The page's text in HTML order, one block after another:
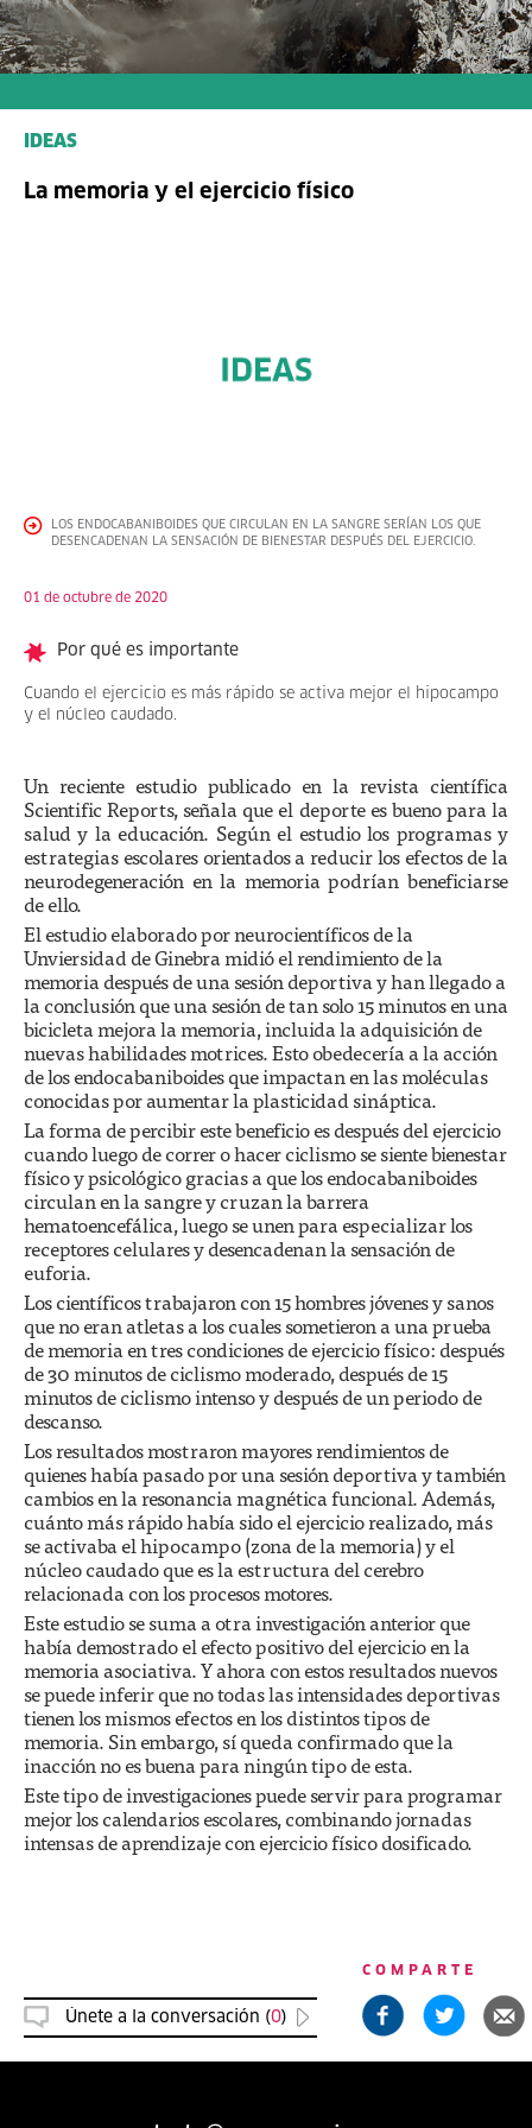
IDEAS
La memoria y el ejercicio físico
LOS ENDOCABANIBOIDES QUE CIRCULAN EN LA SANGRE SERÍAN LOS QUE
DESENCADENAN LA SENSACIÓN DE BIENESTAR DESPUÉS DEL EJERCICIO.
01 de octubre de 2020
Por qué es importante
Cuando el ejercicio es más rápido se activa mejor el hipocampo
y el núcleo caudado.
Un reciente estudio publicado en la revista científica
Scientific Reports, señala que el deporte es bueno para la
salud y la educación. Según el estudio los programas y
estrategias escolares orientados a reducir los efectos de la
neurodegeneración en la memoria podrían beneficiarse
de ello.
El estudio elaborado por neurocientíficos de la
Unviersidad de Ginebra midió el rendimiento de la
memoria después de una sesión deportiva y han llegado a
la conclusión que una sesión de tan solo 15 minutos en una
bicicleta mejora la memoria, incluida la adquisición de
nuevas habilidades motrices. Esto obedecería a la acción
de los endocabaniboides que impactan en las moléculas
conocidas por aumentar la plasticidad sináptica.
La forma de percibir este beneficio es después del ejercicio
cuando luego de correr o hacer ciclismo se siente bienestar
físico y psicológico gracias a que los endocabaniboides
circulan en la sangre y cruzan la barrera
hematoencefálica, luego se unen para especializar los
receptores celulares y desencadenan la sensación de
euforia.
Los científicos trabajaron con 15 hombres jóvenes y sanos
que no eran atletas a los cuales sometieron a una prueba
de memoria en tres condiciones de ejercicio físico: después
de 30 minutos de ciclismo moderado, después de 15
minutos de ciclismo intenso y después de un periodo de
descanso.
Los resultados mostraron mayores rendimientos de
quienes había pasado por una sesión deportiva y también
cambios en la resonancia magnética funcional. Además,
cuánto más rápido había sido el ejercicio realizado, más
se activaba el hipocampo (zona de la memoria) y el
núcleo caudado que es la estructura del cerebro
relacionada con los procesos motores.
Este estudio se suma a otra investigación anterior que
había demostrado el efecto positivo del ejercicio en la
memoria asociativa. Y ahora con estos resultados nuevos
se puede inferir que no todas las intensidades deportivas
tienen los mismos efectos en los distintos tipos de
memoria. Sin embargo, sí queda confirmado que la
inacción no es buena para ningún tipo de esta.
Este tipo de investigaciones puede servir para programar
mejor los calendarios escolares, combinando jornadas
intensas de aprendizaje con ejercicio físico dosificado.
Únete a la conversación (0)
COMPARTE